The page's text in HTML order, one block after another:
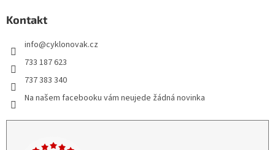
Kontakt
info@cyklonovak.cz
733 187 623
737 383 340
Na našem facebooku vám neujede žádná novinka